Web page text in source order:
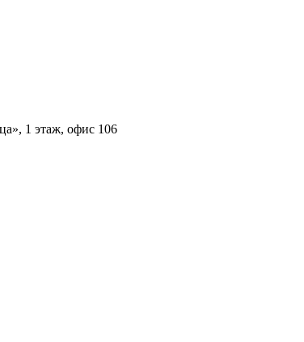
1 этаж, офис 106